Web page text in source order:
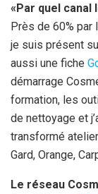
«Par quel canal
Près de 60% par
je suis présent
aussi une fiche
démarrage
formation, les
de nettoyage et
transformé
Gard, Orange,
Le réseau